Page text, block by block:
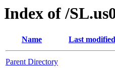
Index of /
Name Last modified
Parent Directory